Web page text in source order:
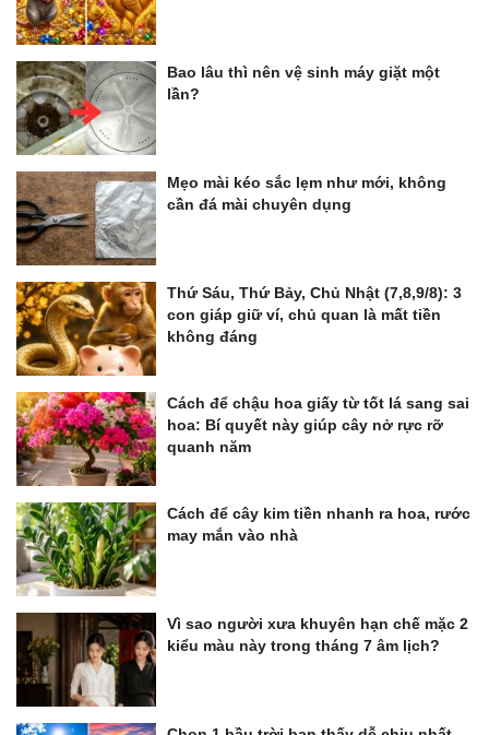
Bao lâu thì nên vệ sinh máy giặt một
lần?
Mẹo mài kéo sắc lẹm như mới, không
cần đá mài chuyên dụng
Thứ Sáu, Thứ Bảy, Chủ Nhật (7,8,9/8): 3
con giáp giữ ví, chủ quan là mất tiền
không đáng
Cách để chậu hoa giấy từ tốt lá sang sai
hoa: Bí quyết này giúp cây nở rực rỡ
quanh năm
Cách để cây kim tiền nhanh ra hoa, rước
may mắn vào nhà
Vì sao người xưa khuyên hạn chế mặc 2
kiểu màu này trong tháng 7 âm lịch?